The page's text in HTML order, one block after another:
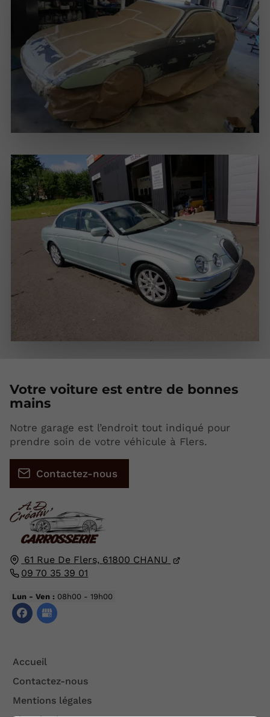
61 Rue De Flers, 61800 CHANU
09 70 35 39 01
Lun - Ven : 08h00 - 19h00
Accueil
Contactez-nous
Mentions légales
Votre voiture est entre de bonnes
mains
Notre garage est l’endroit tout indiqué pour
prendre soin de votre véhicule à Flers.
Contactez-nous